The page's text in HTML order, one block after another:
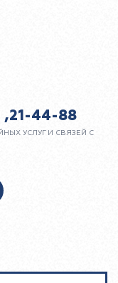
,21-44-88
УСЛУГ И СВЯЗЕЙ С